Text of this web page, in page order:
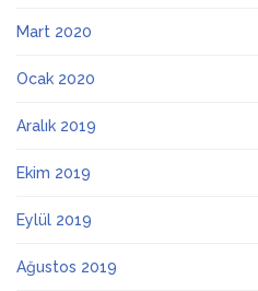
Mart 2020
Ocak 2020
Aralık 2019
Ekim 2019
Eylül 2019
Ağustos 2019